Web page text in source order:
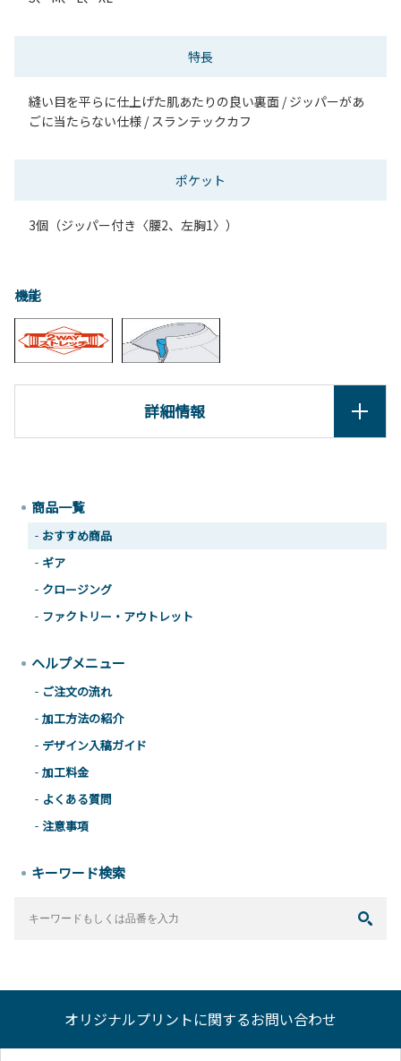
特長
縫い目を平らに仕上げた肌あたりの良い裏面 / ジッパーがあ
ごに当たらない仕様 / スランテックカフ
ポケット
3個（ジッパー付き〈腰2、左胸1〉）
機能
詳細情報
商品一覧
おすすめ商品
ギア
クロージング
ファクトリー・アウトレット
ヘルプメニュー
ご注文の流れ
加工方法の紹介
デザイン入稿ガイド
加工料金
よくある質問
注意事項
キーワード検索
オリジナルプリントに関するお問い合わせ